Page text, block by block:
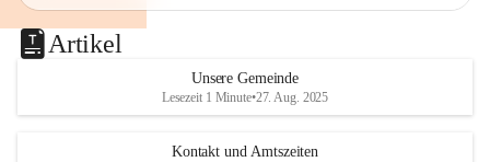
Station ADERKLAA Gas abfackeln.
Es kann zu Geräuschbildung und
Flammenerscheinungen kommen.
Mitarbeiter der OMV sind vor Ort und
Artikel
Unsere Gemeinde
Lesezeit 1 Minute•27. Aug. 2025
Kontakt und Amtszeiten